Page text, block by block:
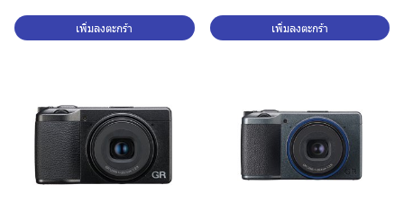
เพิ่มลงตะกร้า เพิ่มลงตะกร้า